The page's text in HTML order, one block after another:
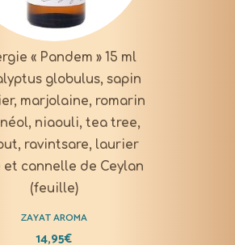
« Pandem » 15 ml
globulus, sapin
marjolaine, romarin
niaouli, tea tree,
ravintsare, laurier
et cannelle de Ceylan
(feuille)
ZAYAT AROMA
14,95€